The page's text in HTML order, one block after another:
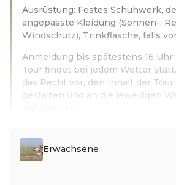
Ausrüstung: Festes Schuhwerk,
angepasste Kleidung (Sonnen-,
Windschutz), Trinkflasche, falls
Anmeldung bis spätestens 16 Uhr
Tour findet bei jedem Wetter
das Recht vor, den Inhalt der
gestalten und an die jeweiligen
Erwachsene